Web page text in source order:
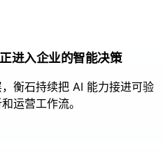
进入企业的智能决策
衡石持续把 AI 能力接进可验
运营工作流。